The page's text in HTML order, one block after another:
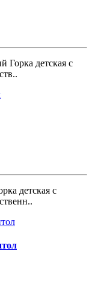
Горка детская с
детская с